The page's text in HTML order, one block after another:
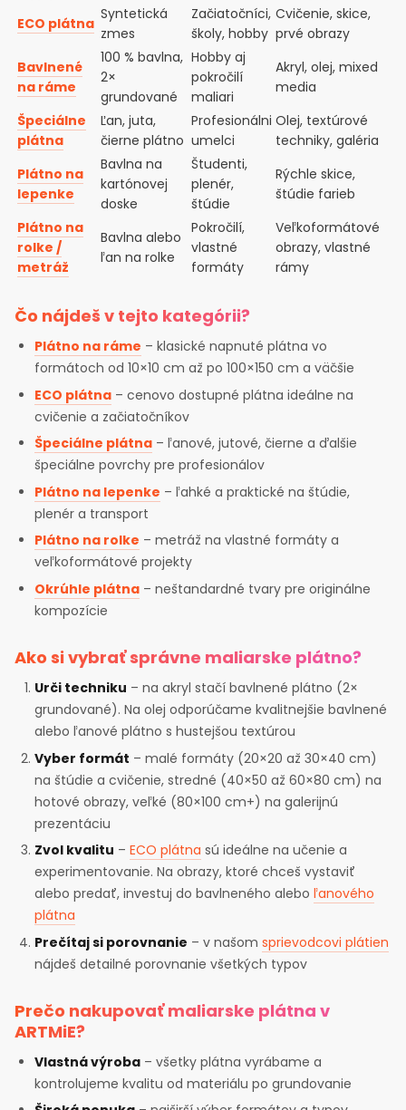
ECO plátna
Syntetická
zmes
Začiatočníci,
školy, hobby
Cvičenie, skice,
prvé obrazy
Bavlnené
na ráme
100 % bavlna,
2×
grundované
Hobby aj
pokročilí
maliari
Akryl, olej, mixed
media
Špeciálne
plátna
Ľan, juta,
čierne plátno
Profesionálni
umelci
Olej, textúrové
techniky, galéria
Plátno na
lepenke
Bavlna na
kartónovej
doske
Študenti,
plenér,
štúdie
Rýchle skice,
štúdie farieb
Plátno na
rolke /
metráž
Bavlna alebo
ľan na rolke
Pokročilí,
vlastné
formáty
Veľkoformátové
obrazy, vlastné
rámy
Čo nájdeš v tejto kategórii?
Plátno na ráme – klasické napnuté plátna vo
formátoch od 10×10 cm až po 100×150 cm a väčšie
ECO plátna – cenovo dostupné plátna ideálne na
cvičenie a začiatočníkov
Špeciálne plátna – ľanové, jutové, čierne a ďalšie
špeciálne povrchy pre profesionálov
Plátno na lepenke – ľahké a praktické na štúdie,
plenér a transport
Plátno na rolke – metráž na vlastné formáty a
veľkoformátové projekty
Okrúhle plátna – neštandardné tvary pre originálne
kompozície
Ako si vybrať správne maliarske plátno?
Urči techniku – na akryl stačí bavlnené plátno (2×
grundované). Na olej odporúčame kvalitnejšie bavlnené
alebo ľanové plátno s hustejšou textúrou
Vyber formát – malé formáty (20×20 až 30×40 cm)
na štúdie a cvičenie, stredné (40×50 až 60×80 cm) na
hotové obrazy, veľké (80×100 cm+) na galerijnú
prezentáciu
Zvol kvalitu –ECO plátna sú ideálne na učenie a
experimentovanie. Na obrazy, ktoré chceš vystaviť
alebo predať, investuj do bavlneného aleboľanového
plátna
Prečítaj si porovnanie – v našomsprievodcovi plátien
nájdeš detailné porovnanie všetkých typov
Prečo nakupovať maliarske plátna v
ARTMiE?
Vlastná výroba – všetky plátna vyrábame a
kontrolujeme kvalitu od materiálu po grundovanie